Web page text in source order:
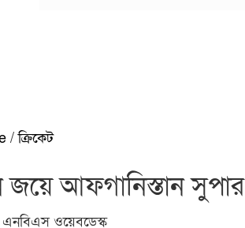
/ ক্রিকেট
জয়ে আফগানিস্তান
এনবিএস ওয়েবডেস্ক